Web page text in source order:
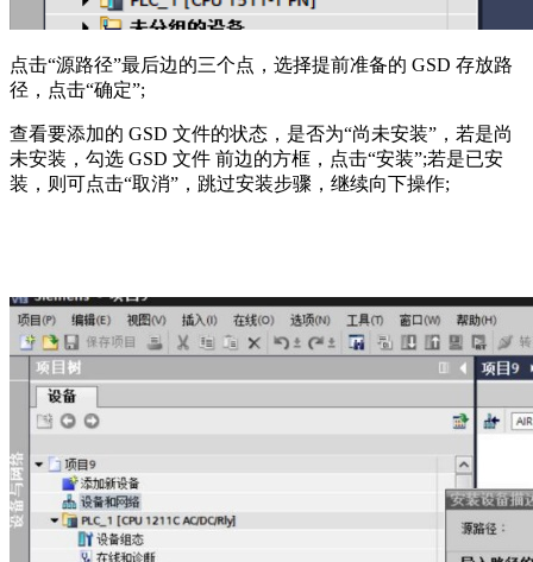
点击“源路径”最后边的三个点，选择提前准备的 GSD 存放路
径，点击“确定”;
查看要添加的 GSD 文件的状态，是否为“尚未安装”，若是尚
未安装，勾选 GSD 文件 前边的方框，点击“安装”;若是已安
装，则可点击“取消”，跳过安装步骤，继续向下操作;